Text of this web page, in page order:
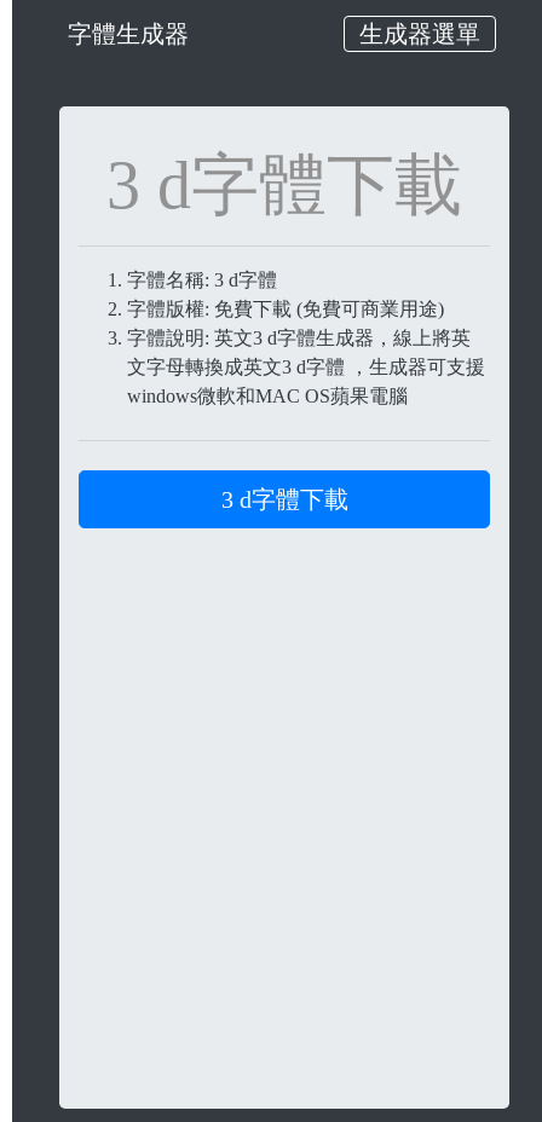
字體生成器 生成器選單
3 d字體下載
字體名稱: 3 d字體
字體版權: 免費下載 (免費可商業用途)
字體說明: 英文3 d字體生成器，線上將英
文字母轉換成英文3 d字體 ，生成器可支援
windows微軟和MAC OS蘋果電腦
3 d字體下載